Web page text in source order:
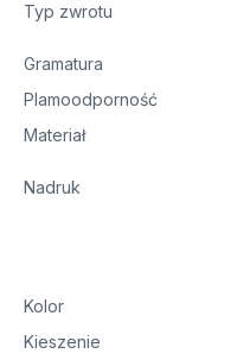
Typ zwrotu
Gramatura
Plamoodporność
Materiał
Nadruk
Kolor
Kieszenie